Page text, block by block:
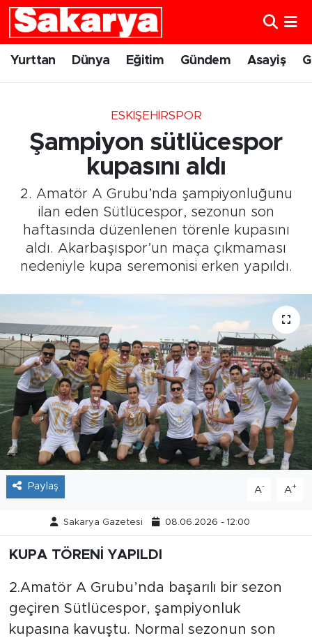
Yurttan Dünya Eğitim Gündem Asayiş
ESKIŞEHIRSPOR
Şampiyon sütlücespor
kupasını aldı
2. Amatör A Grubu’nda şampiyonluğunu
ilan eden Sütlücespor, sezonun son
haftasında düzenlenen törenle kupasını
aldı. Akarbaşıspor’un maça çıkmaması
nedeniyle kupa seremonisi erken yapıldı.
Paylaş A- A+
Sakarya Gazetesi 08.06.2026 - 12:00
KUPA TÖRENİ YAPILDI
2.Amatör A Grubu’nda başarılı bir sezon
geçiren Sütlücespor, şampiyonluk
kupasına kavuştu. Normal sezonun son
Yurttan
Gündem
Eskişehirspor
Spor
Sağlık
Kültür Sanat
Tarihçe
Resmi İlanlar
Söyleşi
Foto Şaka
Teknoloji
Politika
Eskişehir Nöbetçi Eczaneler
Eskişehir Namaz Vakitleri
Eskişehir Trafik Yoğunluk Haritası
Süper Lig Puan Durumu ve Fikstür
Tüm Manşetler
Son Dakika Haberleri
Haber Arşivi